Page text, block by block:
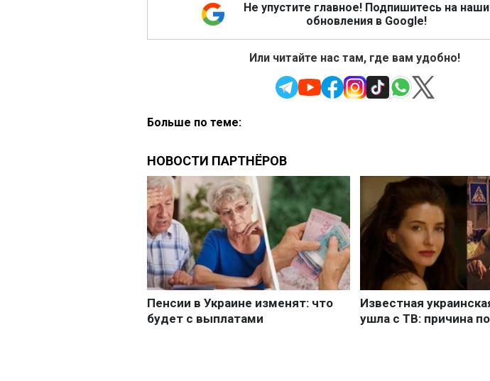
Не упустите главное! Подпишитесь на наши
обновления в Google!
Или читайте нас там, где вам удобно!
Больше по теме: